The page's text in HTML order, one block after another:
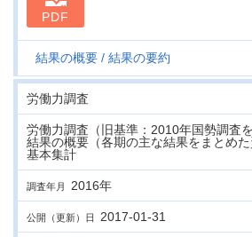
PDF
結果の概要 結果の要約
労働力調査
労働力調査（旧基準：2010年国勢調査
結果の概要（各期の主な結果をまとめ
基本集計
調査年月 2016年
公開（更新）日 2017-01-31